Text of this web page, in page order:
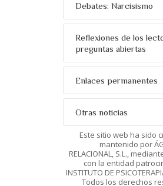
Debates: Narcisismo
Reflexiones de los
preguntas abiertas
Enlaces permanentes
Otras noticias
Este sitio web ha sido
mantenido por
RELACIONAL, S.L.,
con la entidad
INSTITUTO DE
Todos los derechos